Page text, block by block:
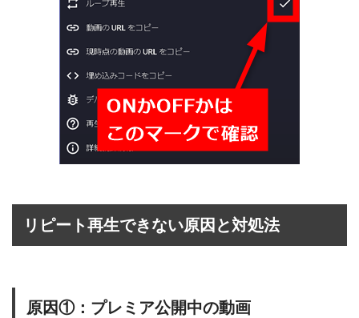
リピート再生できない原因と対処法
原因①：プレミア公開中の動画